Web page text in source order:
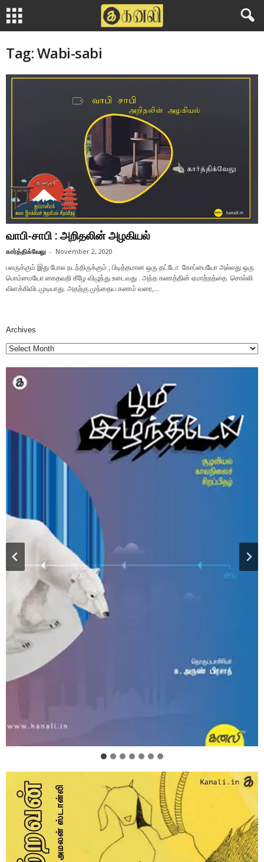
Tag: Wabi-sabi
வாபி-சாபி : அறிதலின் அழகியல்
கார்த்திக்வேலு - November 2, 2020
பலருக்கும் இது போல நடந்திருக்கும் , பிடித்தமான ஒரு தட்டோ கோப்பையோ அல்லது ஒரு
பொம்மையோ கைதவறி கீழே விழுந்து உடைவது . அந்த கணத்தின் ஏமாற்றத்தை சொல்லி
விளக்கிவிடமுடியாது. அதற்கு முந்தைய கணம் வரை,...
Archives